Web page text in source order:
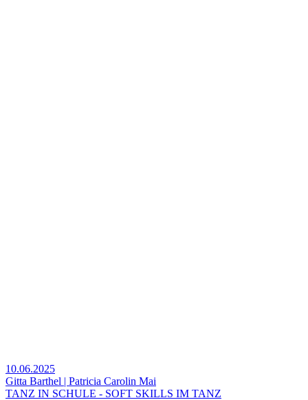
10.06.2025
Gitta Barthel | Patricia Carolin Mai
TANZ IN SCHULE - SOFT SKILLS IM TANZ